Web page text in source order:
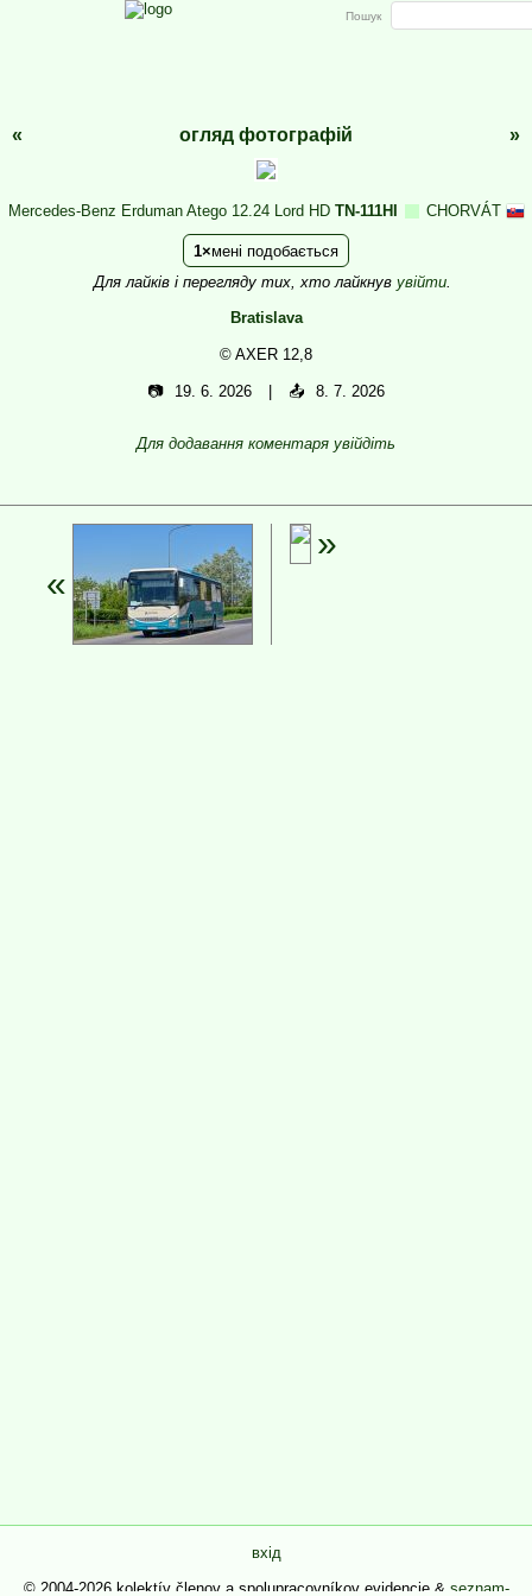
« огляд фотографій »
Mercedes-Benz Erduman Atego 12.24 Lord HD TN-111HI CHORVÁT
1 мені подобається
Для лайків і перегляду тих, хто лайкнув увійти.
Bratislava
© AXER 12,8
📷 19. 6. 2026 📤 8. 7. 2026
Для додавання коментаря увійдіть
Пошук
вхід
© 2004-2026 kolektív členov a spolupracovníkov evidencie & seznam-